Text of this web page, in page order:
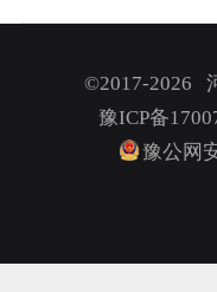
©2017-2026
豫ICP备
豫公网